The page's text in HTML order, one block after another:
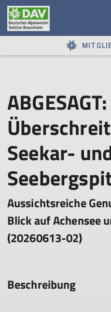
ABGESAGT:
Seekar-
Aussichtsreiche
Blick auf Achensee
(20260613-02)
Beschreibung